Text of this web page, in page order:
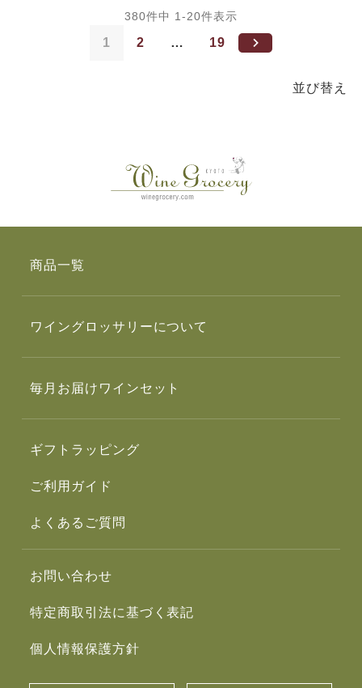
並び替え
380件中 1 -20件表示
1 2 … 19
商品一覧
ワイングロッサリーについて
毎月お届けワインセット
ギフトラッピング
ご利用ガイド
よくあるご質問
お問い合わせ
特定商取引法に基づく表記
個人情報保護方針